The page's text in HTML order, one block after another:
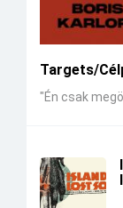
Targets/
"Én csak